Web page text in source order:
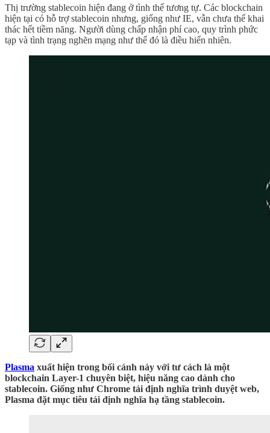
Thị trường stablecoin hiện đang ở tình thế tương tự. Các blockchain
hiện tại có hỗ trợ stablecoin nhưng, giống như IE, vẫn chưa thể khai
thác hết tiềm năng. Người dùng chấp nhận phí cao, quy trình phức
tạp và tình trạng nghẽn mạng như thể đó là điều hiển nhiên.
Plasma xuất hiện trong bối cảnh này với tư cách là một
blockchain Layer-1 chuyên biệt, hiệu năng cao dành cho
stablecoin. Giống như Chrome tái định nghĩa trình duyệt web,
Plasma đặt mục tiêu tái định nghĩa hạ tầng stablecoin.